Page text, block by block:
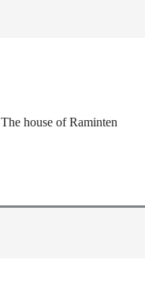
The house of Raminten